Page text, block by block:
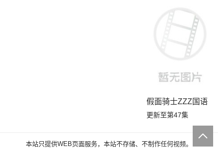
假面骑士ZZZ国语
更新至第47集
本站只提供WEB页面服务，本站不存储、不制作任何视频。